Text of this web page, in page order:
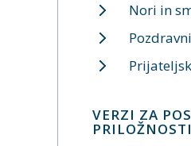
Nori in
VERZI ZA
PRILOŽNOSTI